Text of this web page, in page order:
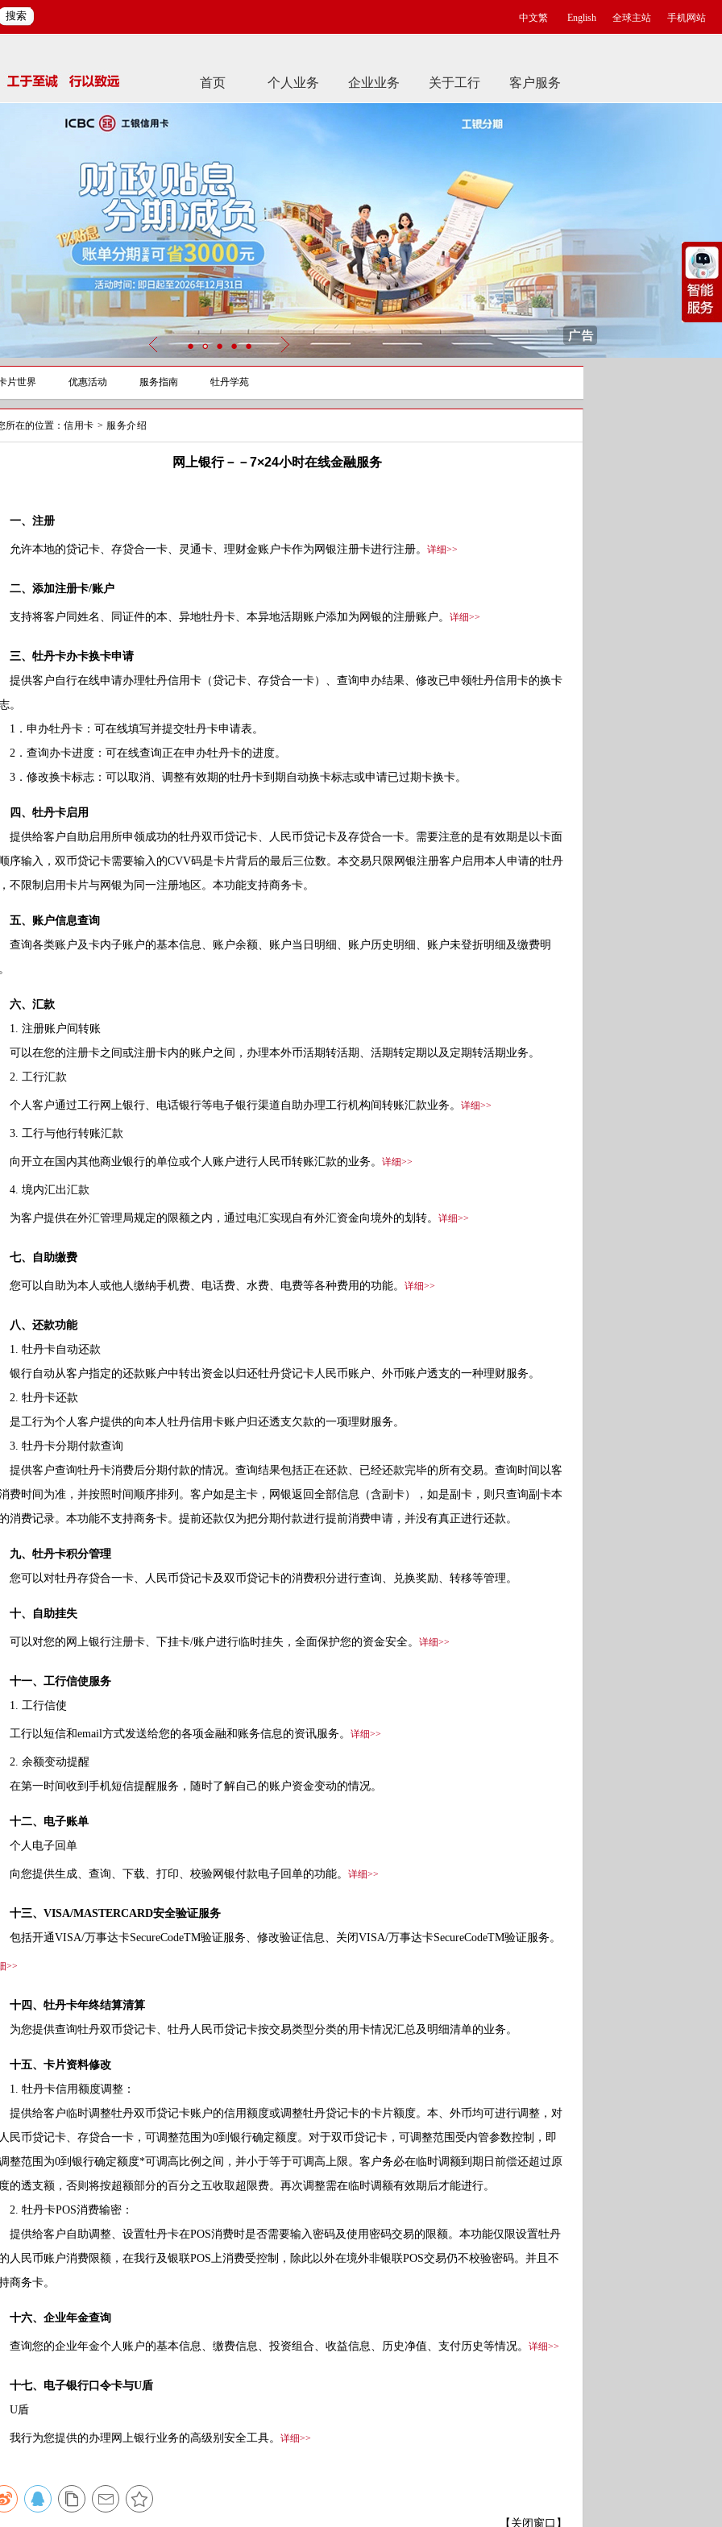
搜索 中文繁 English 全球主站 手机网站
首页 个人业务 企业业务 关于工行 客户服务
片世界 优惠活动 服务指南 牡丹学苑
所在的位置： 信用卡 > 服务介绍
网上银行－－7×24小时在线金融服务
一、注册
许本地的贷记卡、存贷合一卡、灵通卡、理财金账户卡作为网银注册卡进行注册。 详细>>
二、添加注册卡/账户
持将客户同姓名、同证件的本、异地牡丹卡、本异地活期账户添加为网银的注册账户。 详细>>
三、牡丹卡办卡换卡申请
供客户自行在线申请办理牡丹信用卡（贷记卡、存贷合一卡）、查询申办结果、修改已申领牡丹信用卡的换卡
。
申办牡丹卡：可在线填写并提交牡丹卡申请表。
查询办卡进度：可在线查询正在申办牡丹卡的进度。
修改换卡标志：可以取消、调整有效期的牡丹卡到期自动换卡标志或申请已过期卡换卡。
四、牡丹卡启用
供给客户自助启用所申领成功的牡丹双币贷记卡、人民币贷记卡及存贷合一卡。需要注意的是有效期是以卡面
序输入，双币贷记卡需要输入的CVV码是卡片背后的最后三位数。本交易只限网银注册客户启用本人申请的牡丹
不限制启用卡片与网银为同一注册地区。本功能支持商务卡。
五、账户信息查询
询各类账户及卡内子账户的基本信息、账户余额、账户当日明细、账户历史明细、账户未登折明细及缴费明
六、汇款
注册账户间转账
以在您的注册卡之间或注册卡内的账户之间，办理本外币活期转活期、活期转定期以及定期转活期业务。
工行汇款
人客户通过工行网上银行、电话银行等电子银行渠道自助办理工行机构间转账汇款业务。 详细>>
工行与他行转账汇款
开立在国内其他商业银行的单位或个人账户进行人民币转账汇款的业务。 详细>>
境内汇出汇款
客户提供在外汇管理局规定的限额之内，通过电汇实现自有外汇资金向境外的划转。 详细>>
七、自助缴费
可以自助为本人或他人缴纳手机费、电话费、水费、电费等各种费用的功能。 详细>>
八、还款功能
牡丹卡自动还款
行自动从客户指定的还款账户中转出资金以归还牡丹贷记卡人民币账户、外币账户透支的一种理财服务。
牡丹卡还款
工行为个人客户提供的向本人牡丹信用卡账户归还透支欠款的一项理财服务。
牡丹卡分期付款查询
供客户查询牡丹卡消费后分期付款的情况。查询结果包括正在还款、已经还款完毕的所有交易。查询时间以客
费时间为准，并按照时间顺序排列。客户如是主卡，网银返回全部信息（含副卡），如是副卡，则只查询副卡本
消费记录。本功能不支持商务卡。提前还款仅为把分期付款进行提前消费申请，并没有真正进行还款。
九、牡丹卡积分管理
可以对牡丹存贷合一卡、人民币贷记卡及双币贷记卡的消费积分进行查询、兑换奖励、转移等管理。
十、自助挂失
以对您的网上银行注册卡、下挂卡/账户进行临时挂失，全面保护您的资金安全。 详细>>
十一、工行信使服务
工行信使
行以短信和email方式发送给您的各项金融和账务信息的资讯服务。 详细>>
余额变动提醒
第一时间收到手机短信提醒服务，随时了解自己的账户资金变动的情况。
十二、电子账单
人电子回单
您提供生成、查询、下载、打印、校验网银付款电子回单的功能。 详细>>
十三、VISA/MASTERCARD安全验证服务
括开通VISA/万事达卡SecureCodeTM验证服务、修改验证信息、关闭VISA/万事达卡SecureCodeTM验证服务。
>>
十四、牡丹卡年终结算清算
您提供查询牡丹双币贷记卡、牡丹人民币贷记卡按交易类型分类的用卡情况汇总及明细清单的业务。
十五、卡片资料修改
牡丹卡信用额度调整：
供给客户临时调整牡丹双币贷记卡账户的信用额度或调整牡丹贷记卡的卡片额度。本、外币均可进行调整，对
民币贷记卡、存贷合一卡，可调整范围为0到银行确定额度。对于双币贷记卡，可调整范围受内管参数控制，即
整范围为0到银行确定额度*可调高比例之间，并小于等于可调高上限。客户务必在临时调额到期日前偿还超过原
的透支额，否则将按超额部分的百分之五收取超限费。再次调整需在临时调额有效期后才能进行。
牡丹卡POS消费输密：
供给客户自助调整、设置牡丹卡在POS消费时是否需要输入密码及使用密码交易的限额。本功能仅限设置牡丹
人民币账户消费限额，在我行及银联POS上消费受控制，除此以外在境外非银联POS交易仍不校验密码。并且不
商务卡。
十六、企业年金查询
询您的企业年金个人账户的基本信息、缴费信息、投资组合、收益信息、历史净值、支付历史等情况。 详细>>
十七、电子银行口令卡与U盾
盾
行为您提供的办理网上银行业务的高级别安全工具。 详细>>
【关闭窗口】